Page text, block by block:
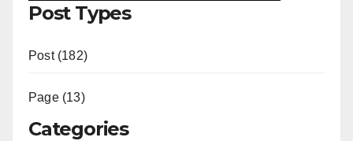
Post Types
Post (182)
Page (13)
Categories